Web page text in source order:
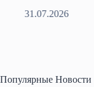
31.07.2026
Популярные Новости